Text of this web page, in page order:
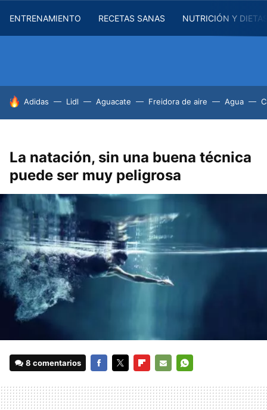
ENTRENAMIENTO RECETAS SANAS NUTRICIÓN Y
HOY SE HABLA DE
Adidas Lidl Aguacate Freidora de aire Agua
La natación, sin una buena técnica
puede ser muy peligrosa
8 comentarios
MAIL